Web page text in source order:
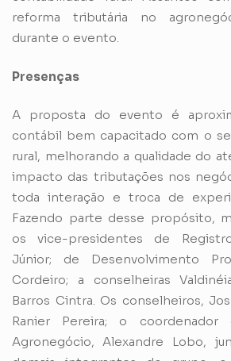
reforma tributária no
durante o evento.
Presenças
A proposta do evento é
contábil bem capacitado com o
rural, melhorando a qualidade do
impacto das tributações nos
toda interação e troca de
Fazendo parte desse propósito,
os vice-presidentes de
Júnior; de Desenvolvimento
Cordeiro; a conselheiras
Barros Cintra. Os conselheiros,
Ranier Pereira; o coordenador
Agronegócio, Alexandre Lobo,